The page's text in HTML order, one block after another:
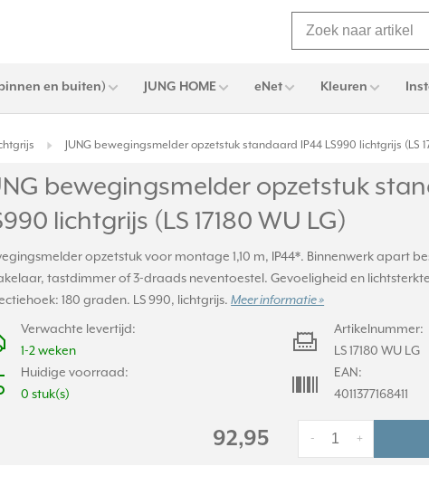
en buiten) JUNG HOME eNet Kleuren
JUNG bewegingsmelder opzetstuk standaard IP44 LS990 lichtgrijs (LS
bewegingsmelder opzetstuk
lichtgrijs (LS 17180 WU LG)
opzetstuk voor montage 1,10 m, IP44*. Binnenwerk apart
tastdimmer of 3-draads neventoestel. Gevoeligheid en
180 graden. LS 990, lichtgrijs.Meer informatie »
Verwachte levertijd:
1-2 weken
Huidige voorraad:
0 stuk(s)
Artikelnummer:
LS 17180 WU LG
EAN:
4011377168411
92,95 +
-